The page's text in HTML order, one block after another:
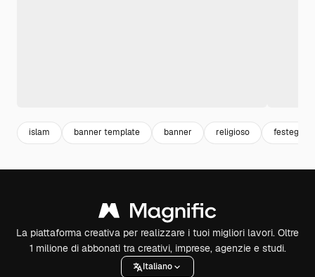
islam banner template banner religioso
La piattaforma creativa per realizzare i tuoi migliori lavori. Oltre
1 milione di abbonati tra creativi, imprese, agenzie e studi.
Italiano